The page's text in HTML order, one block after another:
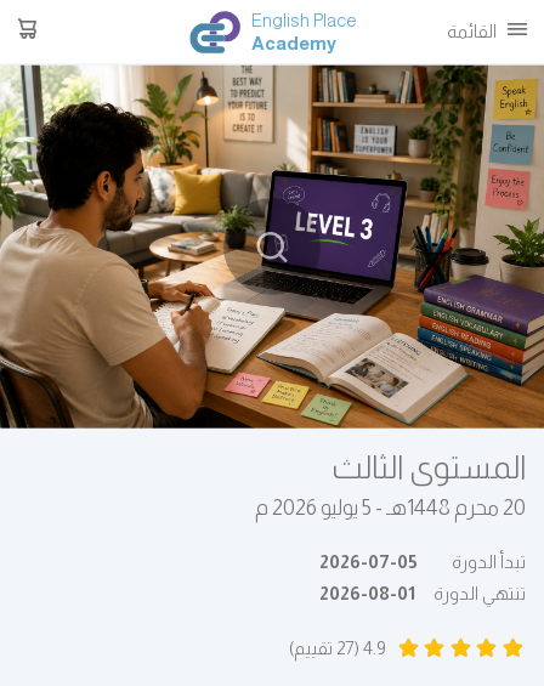
القائمة
English Place
Academy
المستوى الثالث
20 محرم 1448هـ - 5 يوليو 2026 م
تبدأ الدورة
2026-07-05
تنتهي الدورة
2026-08-01
4.9 (27 تقييم)